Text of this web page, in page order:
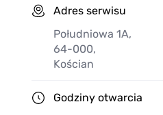
Adres serwisu
Południowa 1A,
64-000,
Kościan
Godziny otwarcia